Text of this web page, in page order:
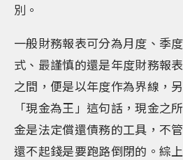
別。
一般財務報表可分為月度、季
式、最謹慎的還是年度財務報
之間，便是以年度作為界線，
「現金為王」這句話，現金之
金是法定償還債務的工具，不
還不起錢是要跑路倒閉的。綜